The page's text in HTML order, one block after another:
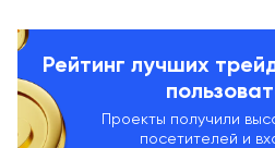
Рейтинг лучших
Проекты получили
посетителей и